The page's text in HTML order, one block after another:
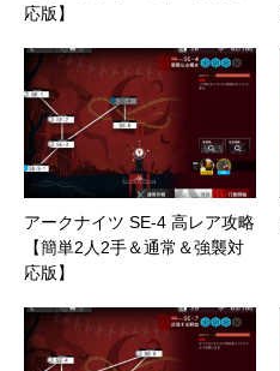
応版】
アークナイツ SE-4 高レア攻略
【簡単2人2手＆通常＆強襲対
応版】